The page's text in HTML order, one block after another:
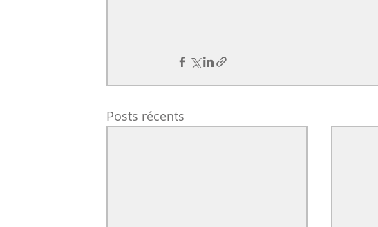
Posts récents